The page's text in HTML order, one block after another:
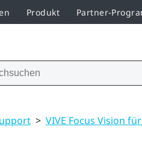
Produkt Partner-
> VIVE Focus Vision